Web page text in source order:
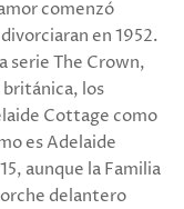
comenzó
en 1952.
serie The Crown,
británica, los
Cottage como
es Adelaide
aunque la Familia
delantero